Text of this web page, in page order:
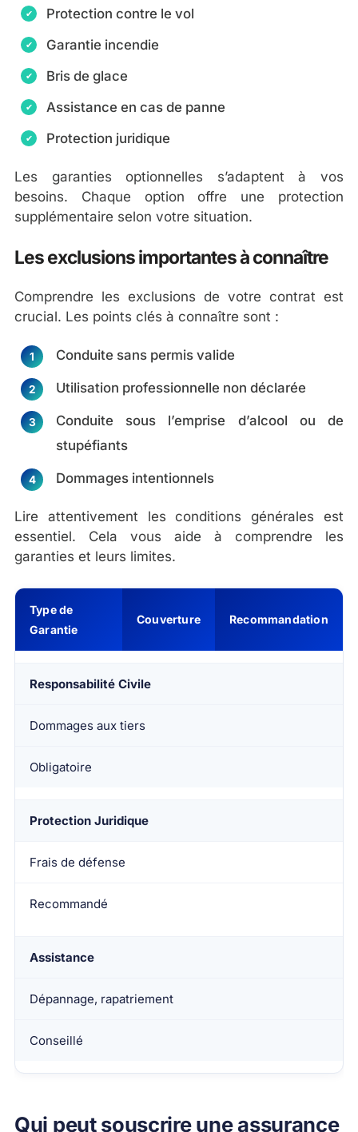
Protection contre le vol
Garantie incendie
Bris de glace
Assistance en cas de panne
Protection juridique
Les garanties optionnelles s’adaptent à vos
besoins. Chaque option offre une protection
supplémentaire selon votre situation.
Les exclusions importantes à connaître
Comprendre les exclusions de votre contrat est
crucial. Les points clés à connaître sont :
Conduite sans permis valide
Utilisation professionnelle non déclarée
Conduite sous l’emprise d’alcool ou de
stupéfiants
Dommages intentionnels
Lire attentivement les conditions générales est
essentiel. Cela vous aide à comprendre les
garanties et leurs limites.
Type de
Garantie
Couverture Recommandation
Responsabilité Civile
Dommages aux tiers
Obligatoire
Protection Juridique
Frais de défense
Recommandé
Assistance
Dépannage, rapatriement
Conseillé
Qui peut souscrire une assurance